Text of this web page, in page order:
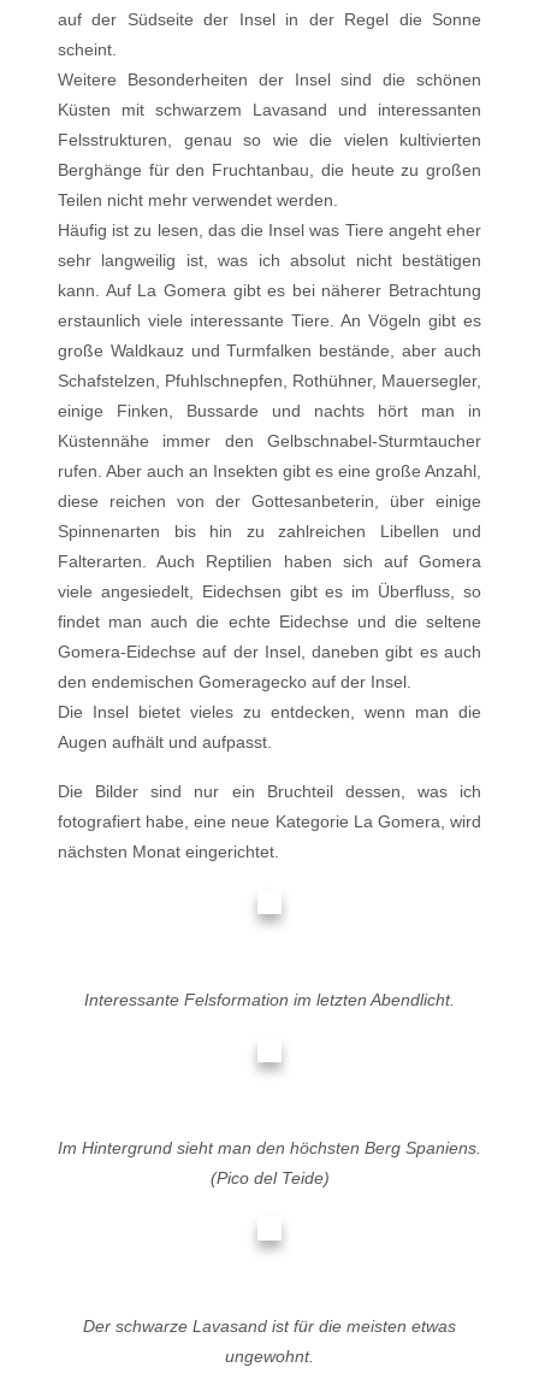
auf der Südseite der Insel in der Regel die Sonne
scheint.
Weitere Besonderheiten der Insel sind die schönen
Küsten mit schwarzem Lavasand und interessanten
Felsstrukturen, genau so wie die vielen kultivierten
Berghänge für den Fruchtanbau, die heute zu großen
Teilen nicht mehr verwendet werden.
Häufig ist zu lesen, das die Insel was Tiere angeht eher
sehr langweilig ist, was ich absolut nicht bestätigen
kann. Auf La Gomera gibt es bei näherer Betrachtung
erstaunlich viele interessante Tiere. An Vögeln gibt es
große Waldkauz und Turmfalken bestände, aber auch
Schafstelzen, Pfuhlschnepfen, Rothühner, Mauersegler,
einige Finken, Bussarde und nachts hört man in
Küstennähe immer den Gelbschnabel-Sturmtaucher
rufen. Aber auch an Insekten gibt es eine große Anzahl,
diese reichen von der Gottesanbeterin, über einige
Spinnenarten bis hin zu zahlreichen Libellen und
Falterarten. Auch Reptilien haben sich auf Gomera
viele angesiedelt, Eidechsen gibt es im Überfluss, so
findet man auch die echte Eidechse und die seltene
Gomera-Eidechse auf der Insel, daneben gibt es auch
den endemischen Gomeragecko auf der Insel.
Die Insel bietet vieles zu entdecken, wenn man die
Augen aufhält und aufpasst.
Die Bilder sind nur ein Bruchteil dessen, was ich
fotografiert habe, eine neue Kategorie La Gomera, wird
nächsten Monat eingerichtet.
Interessante Felsformation im letzten Abendlicht.
Im Hintergrund sieht man den höchsten Berg Spaniens.
(Pico del Teide)
Der schwarze Lavasand ist für die meisten etwas
ungewohnt.